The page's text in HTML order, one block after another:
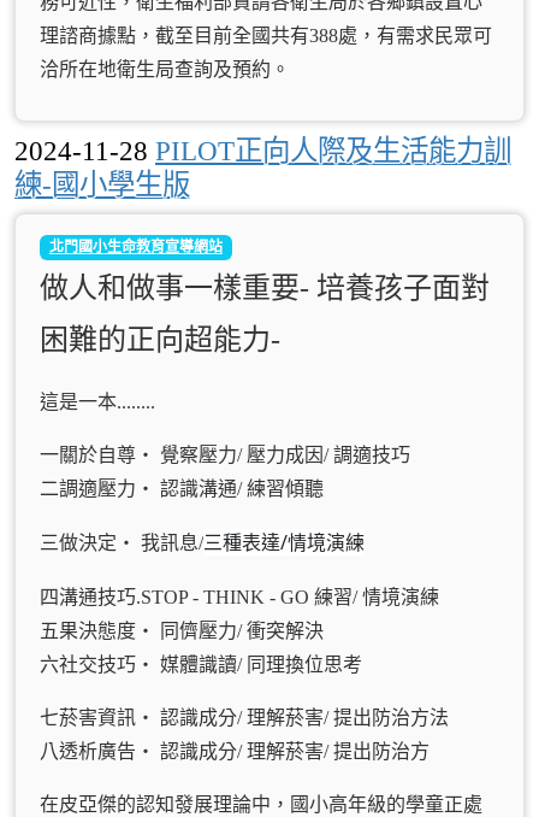
理諮商據點，截至目前全國共有388處，有需求民眾可
洽所在地衛生局查詢及預約。
2024-11-28 PILOT正向人際及生活能力訓
練-國小學生版
北門國小生命教育宣導網站
做人和做事一樣重要- 培養孩子面對
困難的正向超能力-
這是一本........
一關於自尊‧ 覺察壓力/ 壓力成因/ 調適技巧
二調適壓力‧ 認識溝通/ 練習傾聽
三做決定‧ 我訊息/三種表達/情境演練
四溝通技巧.STOP - THINK - GO 練習/ 情境演練
五果決態度‧ 同儕壓力/ 衝突解決
六社交技巧‧ 媒體識讀/ 同理換位思考
七菸害資訊‧ 認識成分/ 理解菸害/ 提出防治方法
八透析廣告‧ 認識成分/ 理解菸害/ 提出防治方
在皮亞傑的認知發展理論中，國小高年級的學童正處